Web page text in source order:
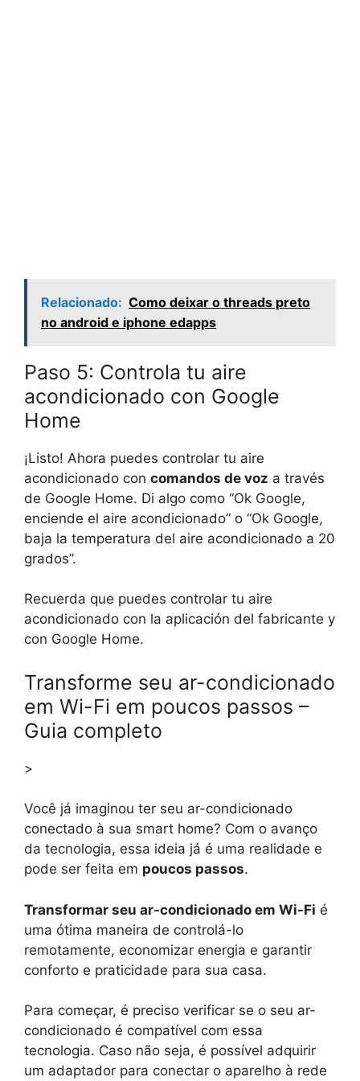
Relacionado: Como deixar o threads preto
no android e iphone edapps
Paso 5: Controla tu aire
acondicionado con Google
Home
¡Listo! Ahora puedes controlar tu aire
acondicionado con comandos de voz a través
de Google Home. Di algo como “Ok Google,
enciende el aire acondicionado” o “Ok Google,
baja la temperatura del aire acondicionado a 20
grados”.
Recuerda que puedes controlar tu aire
acondicionado con la aplicación del fabricante y
con Google Home.
Transforme seu ar-condicionado
em Wi-Fi em poucos passos –
Guia completo
>
Você já imaginou ter seu ar-condicionado
conectado à sua smart home? Com o avanço
da tecnologia, essa ideia já é uma realidade e
pode ser feita em poucos passos.
Transformar seu ar-condicionado em Wi-Fi é
uma ótima maneira de controlá-lo
remotamente, economizar energia e garantir
conforto e praticidade para sua casa.
Para começar, é preciso verificar se o seu ar-
condicionado é compatível com essa
tecnologia. Caso não seja, é possível adquirir
um adaptador para conectar o aparelho à rede